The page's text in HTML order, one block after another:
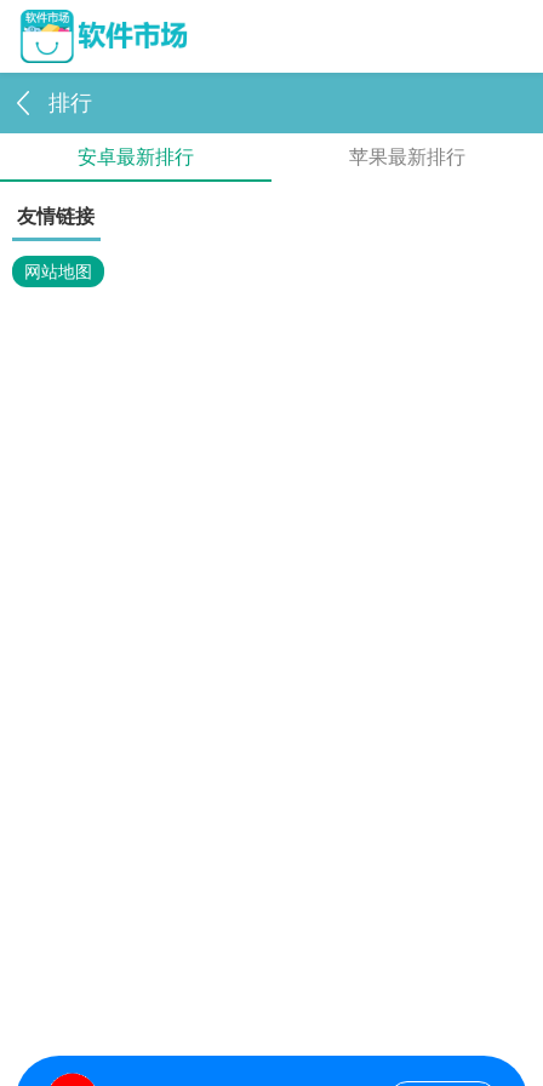
排行
安卓最新排行 苹果最新排行
友情链接
网站地图